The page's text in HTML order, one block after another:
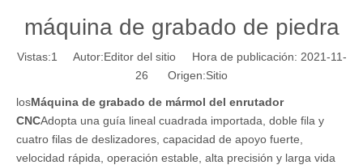
máquina de grabado de piedra
Vistas:1
Autor:Editor del sitio Hora de publicación: 2021-11-
26 Origen:Sitio
losMáquina de grabado de mármol del enrutador
CNCAdopta una guía lineal cuadrada importada, doble fila y
cuatro filas de deslizadores, capacidad de apoyo fuerte,
velocidad rápida, operación estable, alta precisión y larga vida